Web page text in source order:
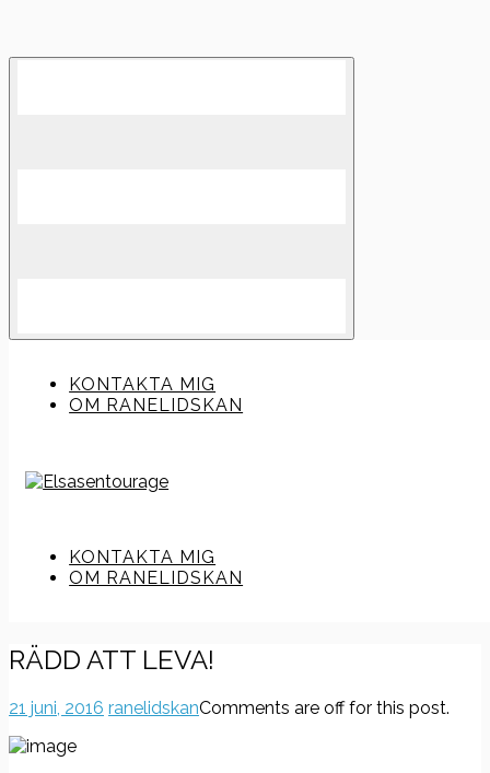
Skip
KONTAKTA MIG
OM RANELIDSKAN
KONTAKTA MIG
OM RANELIDSKAN
RÄDD ATT LEVA!
21 juni, 2016 ranelidskanComments are off for this post.